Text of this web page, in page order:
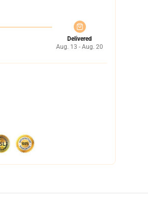
Delivered
Aug. 13 - Aug. 20